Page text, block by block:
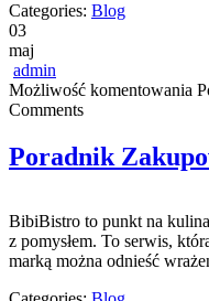
Categories: Blog
03
maj
admin
Możliwość komentowania
Comments
Poradnik
BibiBistro to punkt na
z pomysłem. To serwis,
marką można odnieść